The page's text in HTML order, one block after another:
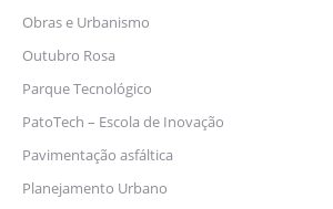
Obras e Urbanismo
Outubro Rosa
Parque Tecnológico
PatoTech – Escola de Inovação
Pavimentação asfáltica
Planejamento Urbano